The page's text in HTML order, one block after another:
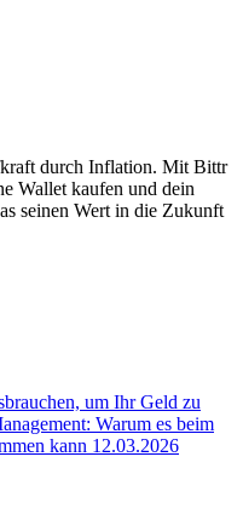
durch Inflation. Mit Bittr
Wallet kaufen und dein
seinen Wert in die Zukunft
um Ihr Geld zu
Warum es beim
kann 12.03.2026